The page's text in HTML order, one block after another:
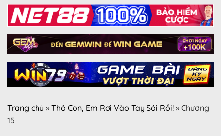
Trang chủ » Thỏ Con, Em Rơi Vào Tay Sói Rồi! » Chương
15